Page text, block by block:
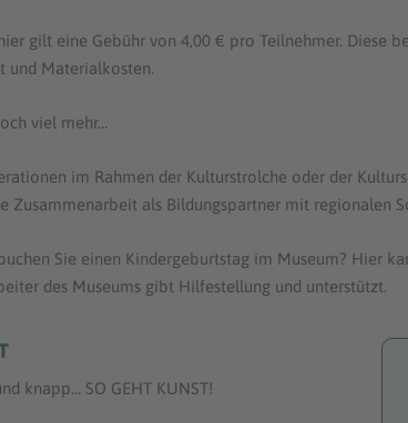
gilt eine Gebühr von 4,00 € pro Teilnehmer. Diese
und Materialkosten.
viel mehr…
im Rahmen der Kulturstrolche oder der
Zusammenarbeit als Bildungspartner mit regionalen
Sie einen Kindergeburtstag im Museum? Hier
des Museums gibt Hilfestellung und unterstützt.
knapp… SO GEHT KUNST!